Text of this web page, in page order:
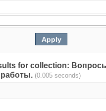
for collection:
работы. (0.005 seconds)